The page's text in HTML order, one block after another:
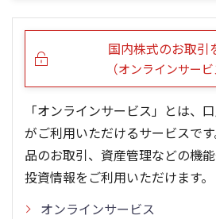
国内株式のお取引
（オンラインサービ
「オンラインサービス」とは、
がご利用いただけるサービスで
品のお取引、資産管理などの機
投資情報をご利用いただけます。
オンラインサービス